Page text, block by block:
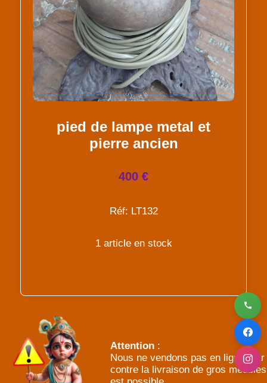
pied de lampe metal et
pierre ancien
400 €
Réf: LT132
1 article en stock
Attention :
Nous ne vendons pas en ligne, par
contre la livraison de gros meubles